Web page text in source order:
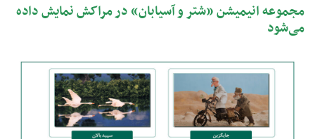
مجموعه انیمیشن «شتر و آسیابان» در مراکش نمایش داده
می‌شود